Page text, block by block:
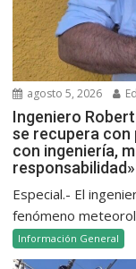
agosto 5, 2026
Ingeniero
se recupera con
con ingeniería,
responsabilidad»
Especial.- El
fenómeno
Información General